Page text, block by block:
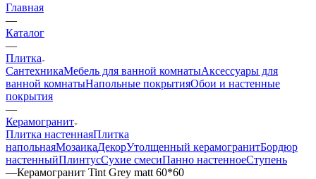
Главная
—
Каталог
—
Плитка
СантехникаМебель для ванной комнатыАксессуары для
ванной комнатыНапольные покрытияОбои и настенные
покрытия
—
Керамогранит
Плитка настеннаяПлитка
напольнаяМозаикаДекорУтолщенный керамогранитБордюр
настенныйПлинтусСухие смесиПанно настенноеСтупень
—Керамогранит Tint Grey matt 60*60